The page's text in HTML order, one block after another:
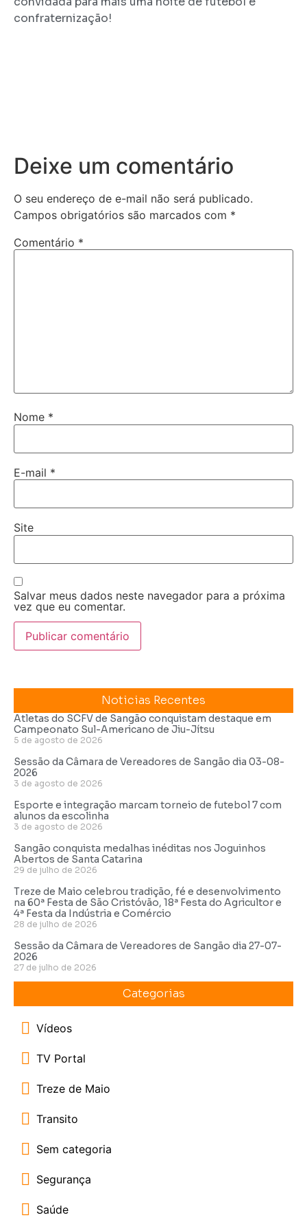
confraternização!
Deixe um comentário
O seu endereço de e-mail não será publicado.
Campos obrigatórios são marcados com *
Comentário *
Nome *
E-mail *
Site
Salvar meus dados neste navegador para a próxima
vez que eu comentar.
Noticias Recentes
Atletas do SCFV de Sangão conquistam destaque em
Campeonato Sul-Americano de Jiu-Jítsu
5 de agosto de 2026
Sessão da Câmara de Vereadores de Sangão dia 03-08-
2026
3 de agosto de 2026
Esporte e integração marcam torneio de futebol 7 com
alunos da escolinha
3 de agosto de 2026
Sangão conquista medalhas inéditas nos Joguinhos
Abertos de Santa Catarina
29 de julho de 2026
Treze de Maio celebrou tradição, fé e desenvolvimento
na 60ª Festa de São Cristóvão, 18ª Festa do Agricultor e
4ª Festa da Indústria e Comércio
28 de julho de 2026
Sessão da Câmara de Vereadores de Sangão dia 27-07-
2026
27 de julho de 2026
Categorias
Vídeos
TV Portal
Treze de Maio
Transito
Sem categoria
Segurança
Saúde